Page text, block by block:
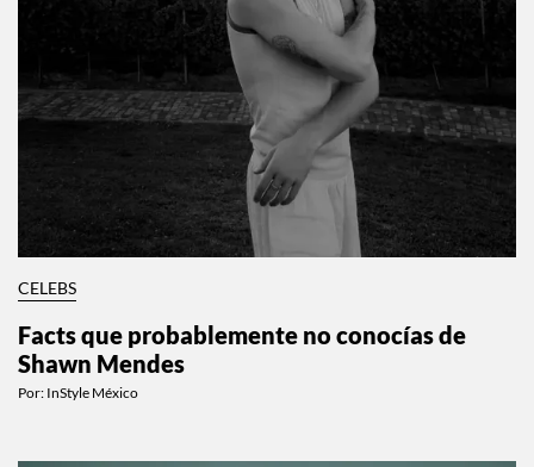
CELEBS
Facts que probablemente no conocías de
Shawn Mendes
Por: InStyle México